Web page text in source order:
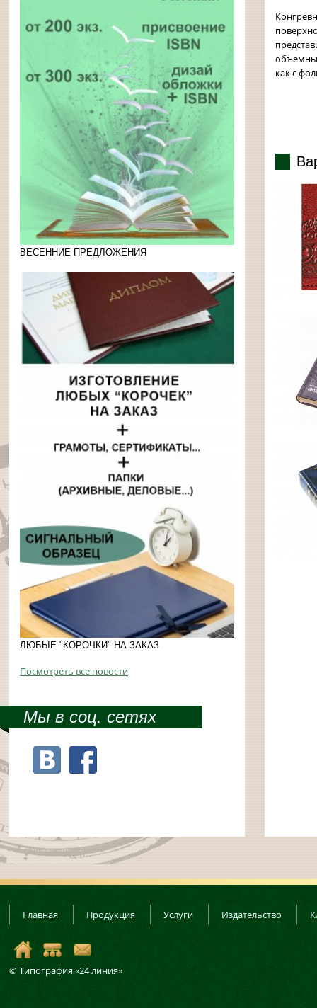
ВЕСЕННИЕ ПРЕДЛОЖЕНИЯ
ЛЮБЫЕ "КОРОЧКИ" НА ЗАКАЗ
Посмотреть все новости
Мы в соц. сетях
как с
Главная Продукция Услуги Издательство
© Типография «24 линия»